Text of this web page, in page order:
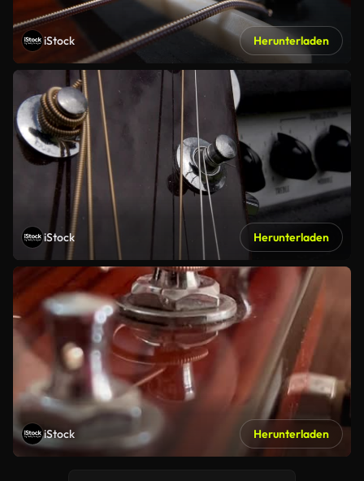
iStock Herunterladen
iStock Herunterladen
iStock Herunterladen